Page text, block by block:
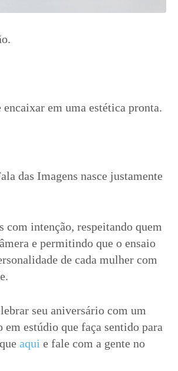
encaixar em uma estética pronta.
das Imagens nasce justamente
com intenção, respeitando quem
e permitindo que o ensaio
de cada mulher com
seu aniversário com um
estúdio que faça sentido para
aqui e fale com a gente no